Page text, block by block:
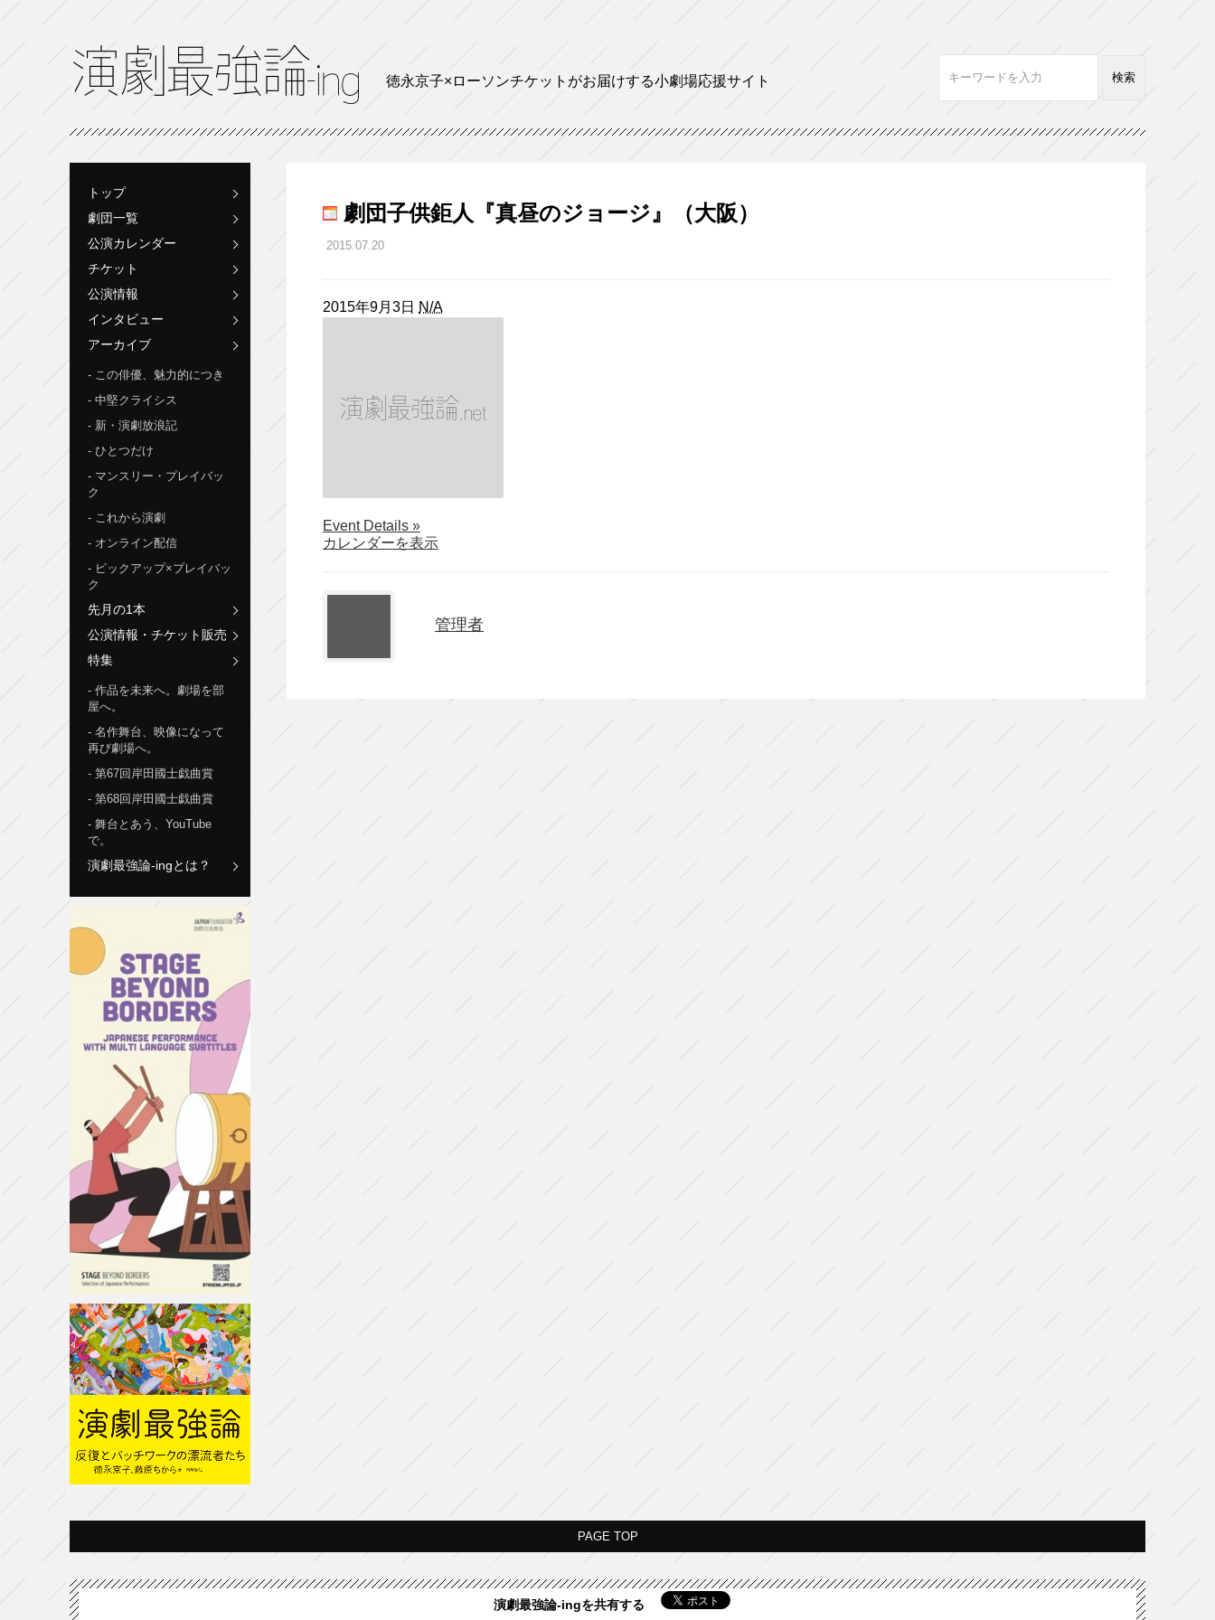
徳永京子×ローソンチケットがお届けする小劇場応援サイト
トップ
劇団一覧
公演カレンダー
チケット
公演情報
インタビュー
アーカイブ
この俳優、魅力的につき
中堅クライシス
新・演劇放浪記
ひとつだけ
マンスリー・プレイバッ
ク
これから演劇
オンライン配信
ピックアップ×プレイバッ
ク
先月の1本
公演情報・チケット販売
特集
作品を未来へ。劇場を部
屋へ。
名作舞台、映像になって
再び劇場へ。
第67回岸田國士戯曲賞
第68回岸田國士戯曲賞
舞台とあう、YouTube
で。
演劇最強論-ingとは？
劇団子供鉅人『真昼のジョージ』（大阪）
2015.07.20
2015年9月3日 N/A
Event Details about
劇
ョ
ジ』
（大
阪）
»
カレンダーを表示
管理者
PAGE TOP
演劇最強論-ingを共有する